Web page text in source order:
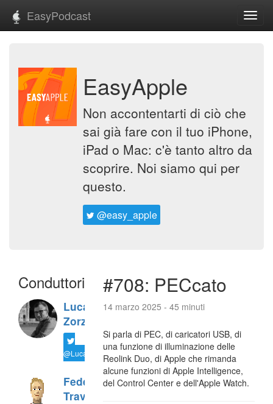
EasyPodcast
EasyApple
Non accontentarti di ciò che
sai già fare con il tuo iPhone,
iPad o Mac: c'è tanto altro da
scoprire. Noi siamo qui per
questo.
@easy_apple
Conduttori
Luca
Zorzi
@LucaTNT
Federico
Travaini
#708: PECcato
14 marzo 2025 - 45 minuti
Si parla di PEC, di caricatori USB, di
una funzione di illuminazione delle
Reolink Duo, di Apple che rimanda
alcune funzioni di Apple Intelligence,
del Control Center e dell'Apple Watch.